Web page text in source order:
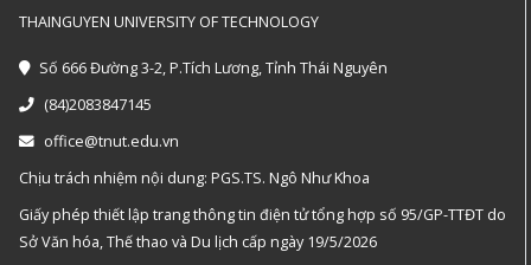
THAINGUYEN UNIVERSITY OF TECHNOLOGY
Số 666 Đường 3-2, P.Tích Lương, Tỉnh Thái Nguyên
(84)2083847145
office@tnut.edu.vn
Chịu trách nhiệm nội dung: PGS.TS. Ngô Như Khoa
Giấy phép thiết lập trang thông tin điện tử tổng hợp số 95/GP-TTĐT do
Sở Văn hóa, Thế thao và Du lịch cấp ngày 19/5/2026